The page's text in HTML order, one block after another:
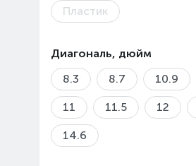
Пластик
Диагональ, дюйм
8.3
8.7 10.9
11 11.5 12
14.6